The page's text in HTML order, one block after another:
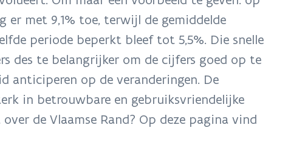
er met 9,1% toe, terwijl de gemiddelde
periode beperkt bleef tot 5,5%. Die snelle
des te belangrijker om de cijfers goed op te
anticiperen op de veranderingen. De
in betrouwbare en gebruiksvriendelijke
de Vlaamse Rand? Op deze pagina vind